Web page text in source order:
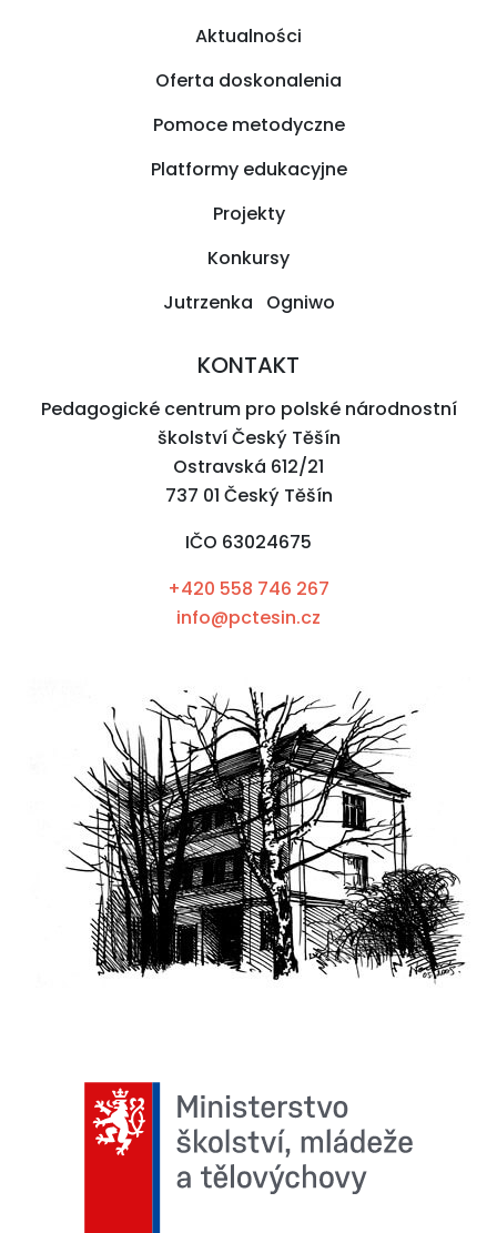
Aktualności
Oferta doskonalenia
Pomoce metodyczne
Platformy edukacyjne
Projekty
Konkursy
Jutrzenka Ogniwo
KONTAKT
Pedagogické centrum pro polské národnostní
školství Český Těšín
Ostravská 612/21
737 01 Český Těšín
IČO 63024675
+420 558 746 267
info@pctesin.cz